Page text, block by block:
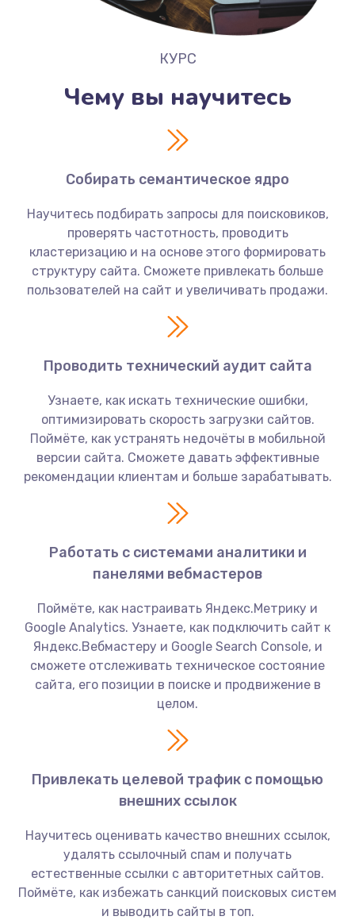
КУРС
Чему вы научитесь
Собирать семантическое ядро
Научитесь подбирать запросы для поисковиков,
проверять частотность, проводить
кластеризацию и на основе этого формировать
структуру сайта. Сможете привлекать больше
пользователей на сайт и увеличивать продажи.
Проводить технический аудит сайта
Узнаете, как искать технические ошибки,
оптимизировать скорость загрузки сайтов.
Поймёте, как устранять недочёты в мобильной
версии сайта. Сможете давать эффективные
рекомендации клиентам и больше зарабатывать.
Работать с системами аналитики и
панелями вебмастеров
Поймёте, как настраивать Яндекс.Метрику и
Google Analytics. Узнаете, как подключить сайт к
Яндекс.Вебмастеру и Google Search Console, и
сможете отслеживать техническое состояние
сайта, его позиции в поиске и продвижение в
целом.
Привлекать целевой трафик с помощью
внешних ссылок
Научитесь оценивать качество внешних ссылок,
удалять ссылочный спам и получать
естественные ссылки с авторитетных сайтов.
Поймёте, как избежать санкций поисковых систем
и выводить сайты в топ.